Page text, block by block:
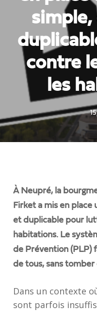
contre
les
À Neupré, la
Firket a mis en
et duplicable pour
habitations. Le
de Prévention (PLP)
de tous, sans tomber
Dans un contexte
sont parfois